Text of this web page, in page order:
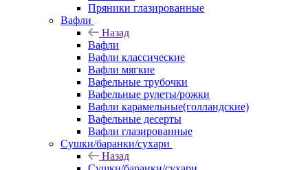
Пряники глазированные
Вафли
Назад
Вафли
Вафли классические
Вафли мягкие
Вафельные трубочки
Вафельные рулеты/рожки
Вафли карамельные(голландские)
Вафельные десерты
Вафли глазированные
Сушки/баранки/сухари
Назад